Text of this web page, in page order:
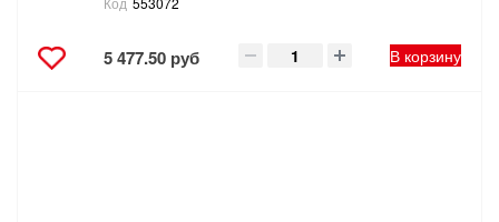
5 477.50 руб В корзину